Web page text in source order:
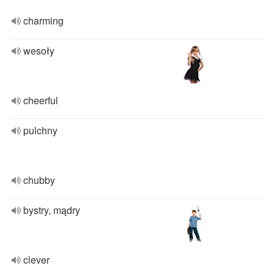
charming
wesoły
cheerful
pulchny
chubby
bystry, mądry
clever